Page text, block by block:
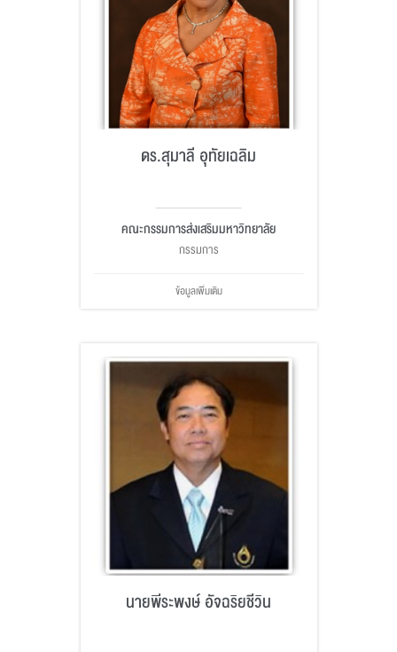
ดร.สุมาลี อุทัยเฉลิม
คณะกรรมการส่งเสริมมหาวิทยาลัย
กรรมการ
ข้อมูลเพิ่มเติม
นายพีระพงษ์ อัจฉริยชีวิน